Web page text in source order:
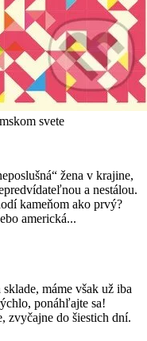
svete
žena v krajine,
a nestálou.
kameňom ako prvý?
americká...
máme však už iba
ponáhľajte sa!
zvyčajne do šiestich dní.